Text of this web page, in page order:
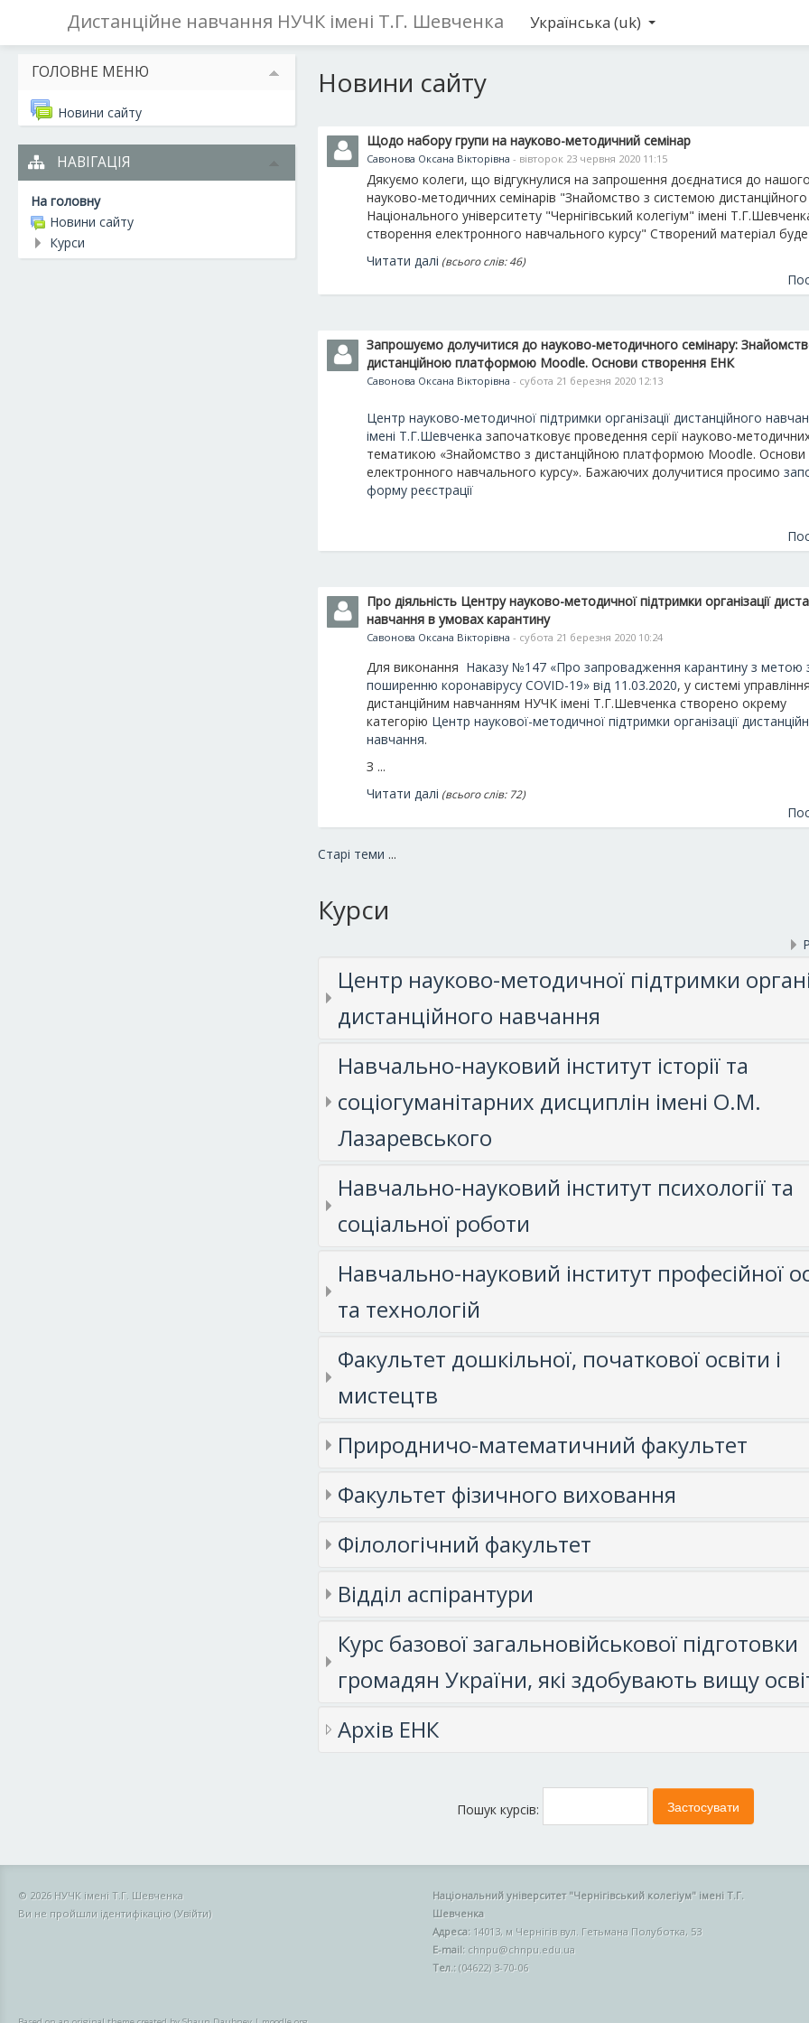
Дистанційне навчання НУЧК імені Т.Г. Шевченка Українська ‎(uk)‎
Новини сайту
Щодо набору групи на науково-методичний семінар
Савонова Оксана Вікторівна - вівторок 23 червня 2020 11:15
Дякуємо колеги, що відгукнулися на запрошення доєднатися до
науково-методичних семінарів "Знайомство з системою
Національного університету "Чернігівський колегіум" імені
створення електронного навчального курсу" Створений матеріал буде
Читати далі (всього слів: 46)
Запрошуємо долучитися до науково-методичного семінару:
дистанційною платформою Moodle. Основи створення ЕНК
Савонова Оксана Вікторівна - субота 21 березня 2020 12:13
Центр науково-методичної підтримки організації дистанційного
імені Т.Г.Шевченка започатковує проведення серії науково-
тематикою «Знайомство з дистанційною платформою Moodle. Основи
електронного навчального курсу». Бажаючих долучитися просимо
форму реєстрації
Про діяльність Центру науково-методичної підтримки організації
навчання в умовах карантину
Савонова Оксана Вікторівна - субота 21 березня 2020 10:24
Для виконання Наказу №147 «Про запровадження карантину з метою
поширенню коронавірусу СОVID-19» від 11.03.2020, у системі
дистанційним навчанням НУЧК імені Т.Г.Шевченка створено окрему
категорію Центр наукової-методичної підтримки організації
навчання.
З ...
Читати далі (всього слів: 72)
Старі теми ...
Курси
Центр науково-методичної підтримки
дистанційного навчання
Навчально-науковий інститут історії та
соціогуманітарних дисциплін імені О.М.
Лазаревського
Навчально-науковий інститут психології та
соціальної роботи
Навчально-науковий інститут професійної
та технологій
Факультет дошкільної, початкової освіти і
мистецтв
Природничо-математичний факультет
Факультет фізичного виховання
Філологічний факультет
Відділ аспірантури
Курс базової загальновійськової підготовки
громадян України, які здобувають вищу
Архів ЕНК
Пошук курсів:
ГОЛОВНЕ МЕНЮ
Новини сайту
НАВІГАЦІЯ
На головну
Новини сайту
Курси
© 2026 НУЧК імені Т.Г. Шевченка
Ви не пройшли ідентифікацію (Увійти)
Національний університет "Чернігівський колегіум" імені Т.Г.
Шевченка
Адреса: 14013, м Чернігів вул. Гетьмана Полуботка, 53
E-mail: chnpu@chnpu.edu.ua
Тел.: (04622) 3-70-06